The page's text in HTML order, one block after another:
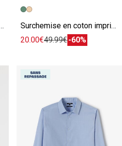
gaufrée unie
Image précédente
Image suivante
Surchemise en coton imprimée
20.00€49.99€-60%